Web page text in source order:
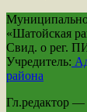
«Шатойская
Свид. о рег.
Учредитель:
района
Гл.редактор